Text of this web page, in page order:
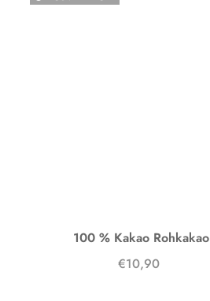
100 % Kakao Rohkakao
€10,90